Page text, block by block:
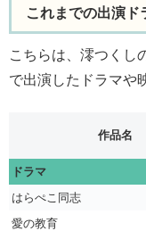
これまでの出演ド
こちらは、澪つくし
で出演したドラマや
作品名
ドラマ
はらぺこ同志
愛の教育